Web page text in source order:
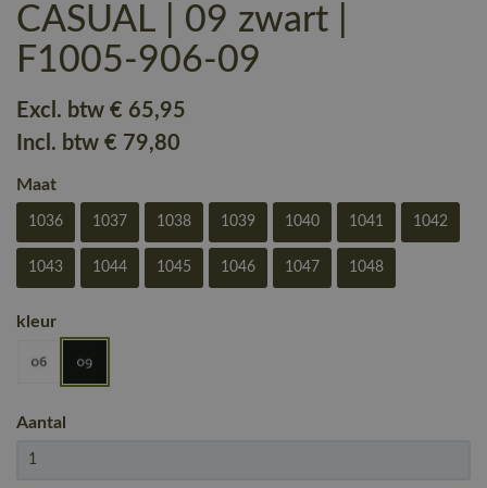
CASUAL | 09 zwart |
F1005-906-09
Excl. btw € 65,95
Incl. btw € 79,80
Maat
1036 1037 1038 1039 1040 1041 1042
1043 1044 1045 1046 1047 1048
kleur
Aantal